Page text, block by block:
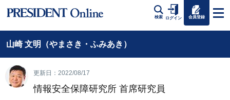
検索 ログイン 会員登録
山崎 文明（やまさき・ふみあき）
更新日：2022/08/17
情報安全保障研究所 首席研究員